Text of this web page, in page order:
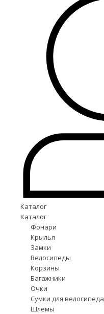
Каталог
Каталог
Фонари
Крылья
Замки
Велосипеды
Корзины
Багажники
Очки
Сумки для велосипеда
Шлемы